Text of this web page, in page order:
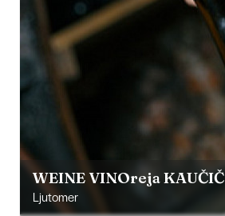
WEINE VINOreja KAUČIČ
Ljutomer